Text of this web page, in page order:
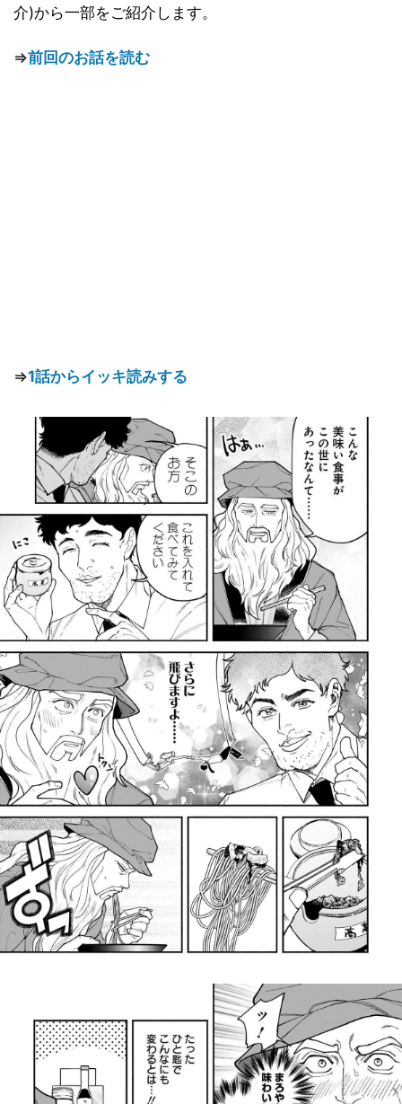
介)から一部をご紹介します。
⇒前回のお話を読む
⇒1話からイッキ読みする